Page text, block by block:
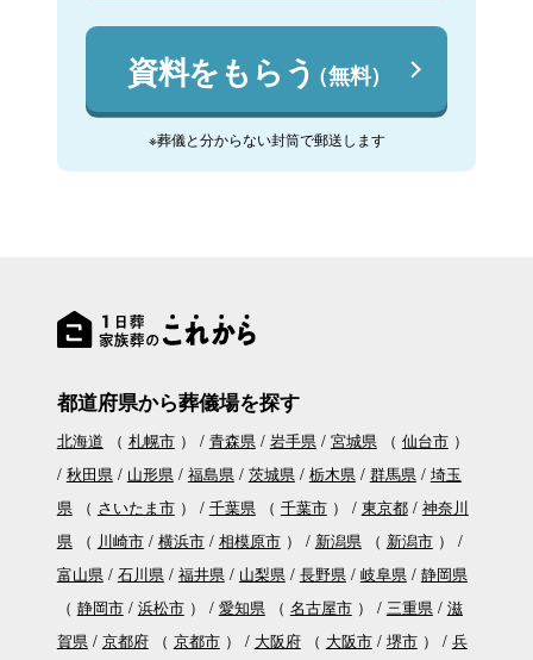
資料をもらう（無料）
※葬儀と分からない封筒で郵送します
都道府県から葬儀場を探す
北海道 （ 札幌市） 青森県 岩手県 宮城県（ 仙台市）
秋田県
山形県 福島県 茨城県 栃木県 群馬県
埼玉
県（ さいたま市） 千葉県（ 千葉市） 東京都
神奈川
県（ 川崎市 横浜市 相模原市） 新潟県（ 新潟市）
富山県
石川県 福井県 山梨県 長野県 岐阜県
静岡県
（ 静岡市 浜松市） 愛知県（ 名古屋市） 三重県
滋
賀県
京都府（ 京都市） 大阪府（ 大阪市 堺市）
兵